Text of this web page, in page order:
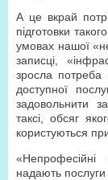
А це вкрай
підготовки
умовах нашої
записці,
зросла потреба
доступної
задовольнити
таксі, обсяг
користуються
надають